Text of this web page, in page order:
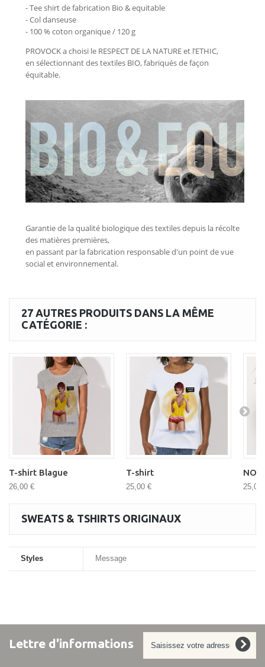
27 AUTRES PRODUITS DANS LA MÊME
CATÉGORIE :
T-shirt Blague
26,00 €
T-shirt
25,00 €
NO
25,00
SWEATS & TSHIRTS ORIGINAUX
Styles Message
Lettre d'informations